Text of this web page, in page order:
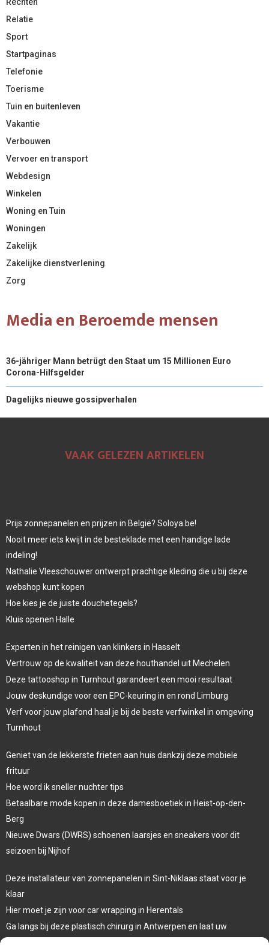
Relatie
Sport
Startpaginas
Telefonie
Toerisme
Tuin en buitenleven
Vakantie
Verbouwen
Vervoer en transport
Webdesign
Winkelen
Woning en Tuin
Woningen
Zakelijk
Zakelijke dienstverlening
Zorg
Media en Beroemde mensen
36-jähriger Mann betrügt den Staat um 15 Millionen Euro
Corona-Hilfsgelder
Dagelijks nieuwe gossipverhalen
VAAK GELEZEN ARTIKELEN
Prijs zonnepanelen en prijzen in België? Soloya.be!
Nooit meer iets kwijt in de besteklade met een handige lade
indeling!
Nathalie Vleeschouwer ontwerpt prachtige kleding die u bij deze
webshop kunt kopen
Hoe kies je de juiste douchetegels?
Kluis openen Halle
Experten in het reinigen van klinkers in Hasselt
Vertrouw op de kwaliteit van deze houthandel uit Mechelen
Deze tattooshop in Turnhout garandeert een mooi resultaat
Jouw deskundige voor een EPC-keuring in en rond Limburg
Verf voor jouw plafond haal je bij de beste verfwinkel in omgeving
Turnhout
Geniet van de lekkerste frieten aan huis dankzij deze mobiele
frituur
Hoe word ik sneller nuchter tips
Betaalbare mode kopen in deze damesboetiek in Heist-op-den-
Berg
Nieuwe Dwars (DWRS) schoenen laarsjes en sneakers voor dit
seizoen bij Nijhof
Deze installateur van zonnepanelen in Sint-Niklaas staat voor je
klaar
Hier moet je zijn voor car wrapping in Herentals
Ga langs bij deze plastisch chirurg in Antwerpen en laat uw